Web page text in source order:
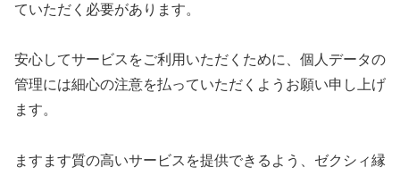
ていただく必要があります。
安心してサービスをご利用いただくために、個人データの
管理には細心の注意を払っていただくようお願い申し上げ
ます。
ますます質の高いサービスを提供できるよう、ゼクシィ縁